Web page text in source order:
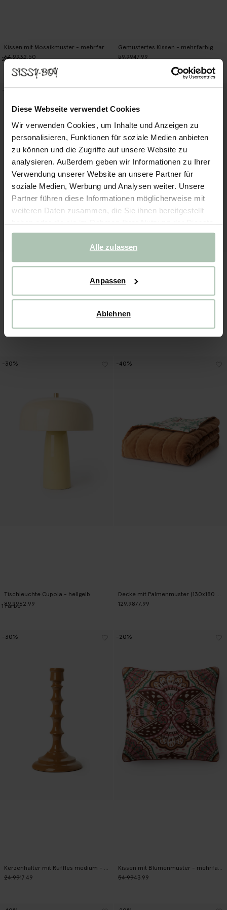
Diese Webseite verwendet Cookies
Wir verwenden Cookies, um Inhalte und Anzeigen zu
personalisieren, Funktionen für soziale Medien anbieten
zu können und die Zugriffe auf unsere Website zu
analysieren. Außerdem geben wir Informationen zu Ihrer
Verwendung unserer Website an unsere Partner für
soziale Medien, Werbung und Analysen weiter. Unsere
Partner führen diese Informationen möglicherweise mit
weiteren Daten zusammen, die Sie ihnen bereitgestellt
haben oder die sie im Rahmen Ihrer Nutzung der Dienste
gesammelt haben.
Alle zulassen
Anpassen
Ablehnen
Kissen mit Mosaikmuster - mehrfarbig
64.9932.50
2Farben
Gemustertes Kissen - mehrfarbig
59.9947.99
54.9938.49
-30%
49.9939.99
-20%
Tischleuchte Cupola - hellgelb
89.9962.99
-30%
1Farbe
Decke mit Palmenmuster (130x180 cm) - mehrfarbig
129.9877.99
-40%
Kerzenhalter mit Ruffles medium - braun
24.9917.49
-30%
Kissen mit Blumenmuster - mehrfarbig
54.9943.99
-20%